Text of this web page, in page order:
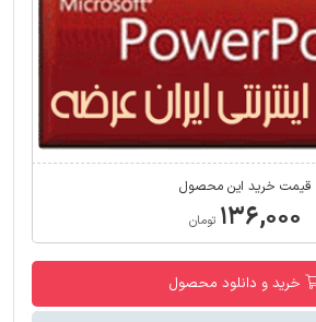
قیمت خرید این محصول
۱۳۶,۰۰۰ تومان
خرید و دانلود محصول